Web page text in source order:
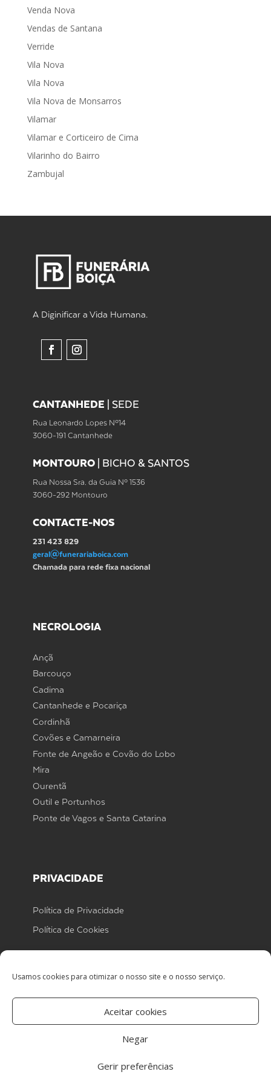
Usamos cookies para otimizar o nosso site e o nosso serviço.
Aceitar cookies
Negar
Gerir preferências
Venda Nova
Vendas de Santana
Verride
Vila Nova
Vila Nova
Vila Nova de Monsarros
Vilamar
Vilamar e Corticeiro de Cima
Vilarinho do Bairro
Zambujal
A Diginificar a Vida Humana.
CANTANHEDE | SEDE
Rua Leonardo Lopes Nº14
3060-191 Cantanhede
MONTOURO| BICHO & SANTOS
Rua Nossa Sra. da Guia Nº 1536
3060-292 Montouro
CONTACTE-NOS
231 423 829
geral@funerariaboica.com
Chamada para rede fixa nacional
NECROLOGIA
Ançã
Barcouço
Cadima
Cantanhede e Pocariça
Cordinhã
Covões e Camarneira
Fonte de Angeão e Covão do Lobo
Mira
Ourentã
Outil e Portunhos
Ponte de Vagos e Santa Catarina
PRIVACIDADE
Política de Privacidade
Política de Cookies
Centro de arbitragem